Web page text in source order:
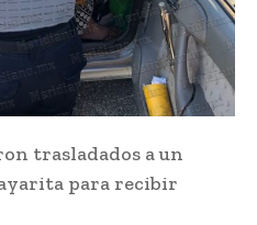
trasladados a un
para recibir